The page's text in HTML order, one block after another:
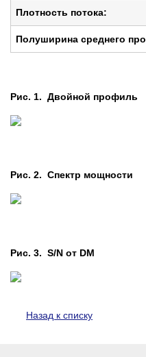
Плотность потока:
Полуширина среднего
Рис. 1. Двойной профиль
Рис. 2. Cпектр мощности
Рис. 3. S/N от DM
Назад к списку